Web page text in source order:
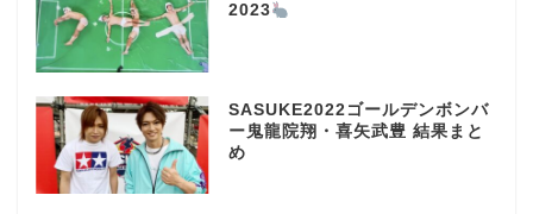
2023
SASUKE2022ゴールデンボンバ
ー鬼龍院翔・喜矢武豊 結果まと
め